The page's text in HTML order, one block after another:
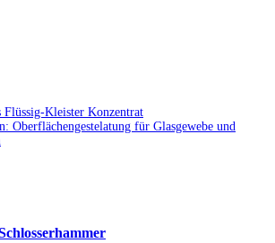
Flüssig-Kleister Konzentrat
Oberflächengestelatung für Glasgewebe und